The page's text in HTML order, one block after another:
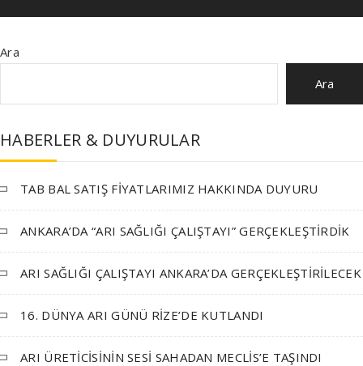
Ara
Ara
HABERLER & DUYURULAR
TAB BAL SATIŞ FİYATLARIMIZ HAKKINDA DUYURU
ANKARA’DA “ARI SAĞLIĞI ÇALIŞTAYI” GERÇEKLEŞTİRDİK
ARI SAĞLIĞI ÇALIŞTAYI ANKARA’DA GERÇEKLEŞTİRİLECEK
16. DÜNYA ARI GÜNÜ RİZE’DE KUTLANDI
ARI ÜRETİCİSİNİN SESİ SAHADAN MECLİS’E TAŞINDI